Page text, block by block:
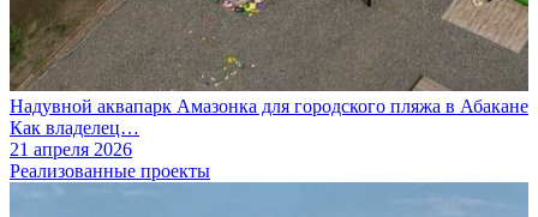
Надувной аквапарк Амазонка для городского пляжа в Абакане
Как владелец…
21 апреля 2026
Реализованные проекты